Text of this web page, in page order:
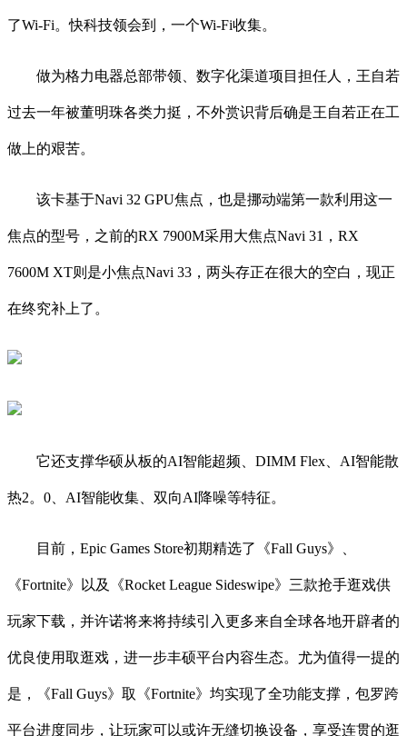
了Wi-Fi。快科技领会到，一个Wi-Fi收集。
做为格力电器总部带领、数字化渠道项目担任人，王自若
过去一年被董明珠各类力挺，不外赏识背后确是王自若正在工
做上的艰苦。
该卡基于Navi 32 GPU焦点，也是挪动端第一款利用这一
焦点的型号，之前的RX 7900M采用大焦点Navi 31，RX
7600M XT则是小焦点Navi 33，两头存正在很大的空白，现正
在终究补上了。
它还支撑华硕从板的AI智能超频、DIMM Flex、AI智能散
热2。0、AI智能收集、双向AI降噪等特征。
目前，Epic Games Store初期精选了《Fall Guys》、
《Fortnite》以及《Rocket League Sideswipe》三款抢手逛戏供
玩家下载，并许诺将来将持续引入更多来自全球各地开辟者的
优良使用取逛戏，进一步丰硕平台内容生态。尤为值得一提的
是，《Fall Guys》取《Fortnite》均实现了全功能支撑，包罗跨
平台进度同步，让玩家可以或许无缝切换设备，享受连贯的逛